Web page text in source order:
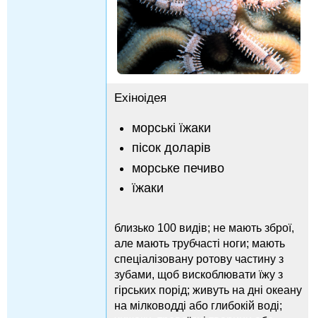
Ехіноідея
морські їжаки
пісок доларів
морське печиво
їжаки
близько 100 видів; не мають зброї,
але мають трубчасті ноги; мають
спеціалізовану ротову частину з
зубами, щоб вискоблювати їжу з
гірських порід; живуть на дні океану
на мілководді або глибокій воді;